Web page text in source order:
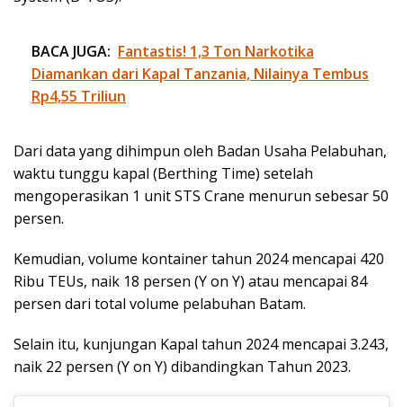
BACA JUGA: Fantastis! 1,3 Ton Narkotika
Diamankan dari Kapal Tanzania, Nilainya Tembus
Rp4,55 Triliun
Dari data yang dihimpun oleh Badan Usaha Pelabuhan,
waktu tunggu kapal (Berthing Time) setelah
mengoperasikan 1 unit STS Crane menurun sebesar 50
persen.
Kemudian, volume kontainer tahun 2024 mencapai 420
Ribu TEUs, naik 18 persen (Y on Y) atau mencapai 84
persen dari total volume pelabuhan Batam.
Selain itu, kunjungan Kapal tahun 2024 mencapai 3.243,
naik 22 persen (Y on Y) dibandingkan Tahun 2023.